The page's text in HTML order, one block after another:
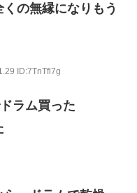
の無縁になりもう
ID:7TnTfl7g
ラム買った